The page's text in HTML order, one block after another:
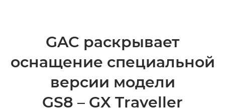
GAC раскрывает
оснащение специальной
версии модели
GS8 – GX Traveller